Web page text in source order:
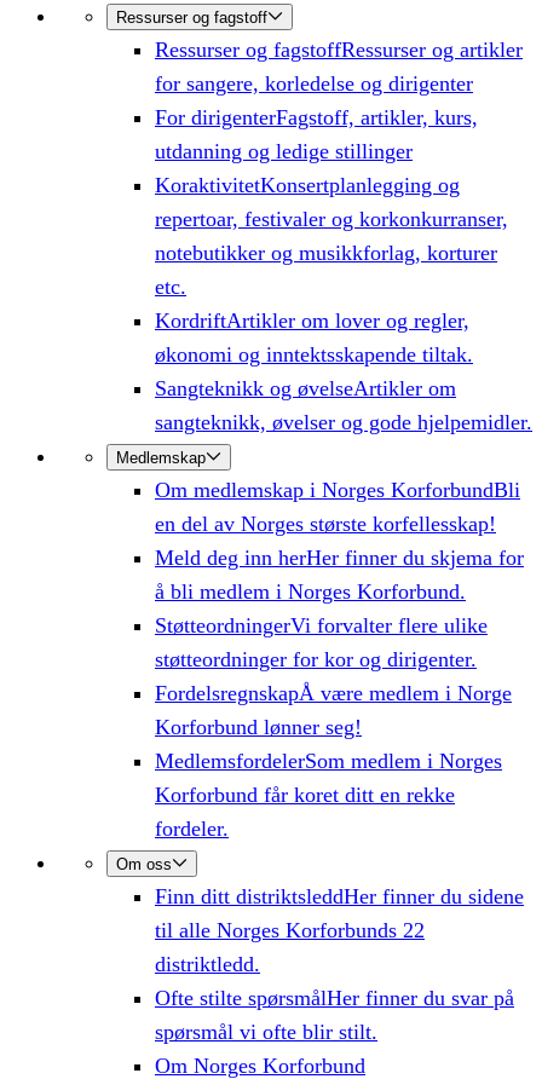
Ressurser og fagstoff
Ressurser og fagstoffRessurser og artikler
for sangere, korledelse og dirigenter
For dirigenterFagstoff, artikler, kurs,
utdanning og ledige stillinger
KoraktivitetKonsertplanlegging og
repertoar, festivaler og korkonkurranser,
notebutikker og musikkforlag, korturer
etc.
KordriftArtikler om lover og regler,
økonomi og inntektsskapende tiltak.
Sangteknikk og øvelseArtikler om
sangteknikk, øvelser og gode hjelpemidler.
Medlemskap
Om medlemskap i Norges KorforbundBli
en del av Norges største korfellesskap!
Meld deg inn herHer finner du skjema for
å bli medlem i Norges Korforbund.
StøtteordningerVi forvalter flere ulike
støtteordninger for kor og dirigenter.
FordelsregnskapÅ være medlem i Norge
Korforbund lønner seg!
MedlemsfordelerSom medlem i Norges
Korforbund får koret ditt en rekke
fordeler.
Om oss
Finn ditt distriktsleddHer finner du sidene
til alle Norges Korforbunds 22
distriktledd.
Ofte stilte spørsmålHer finner du svar på
spørsmål vi ofte blir stilt.
Om Norges Korforbund